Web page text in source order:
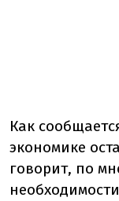
Как
экономике
говорит, по